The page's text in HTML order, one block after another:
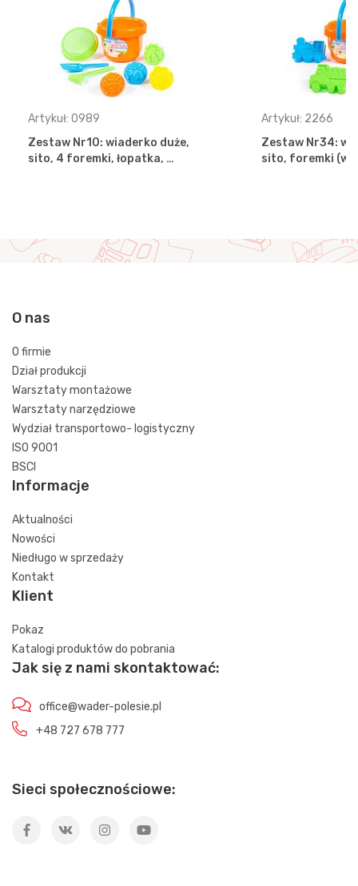
Artykuł: 0989
Zestaw Nr10: wiaderko duże,
sito, 4 foremki, łopatka, …
Artykuł: 2266
Zestaw Nr34:
sito, foremki
O nas
O firmie
Dział produkcji
Warsztaty montażowe
Warsztaty narzędziowe
Wydział transportowo- logistyczny
ISO 9001
BSCI
Informacje
Aktualności
Nowości
Niedługo w sprzedaży
Kontakt
Klient
Pokaz
Katalogi produktów do pobrania
Jak się z nami skontaktować:
office@wader-polesie.pl
+48 727 678 777
Sieci społecznościowe: